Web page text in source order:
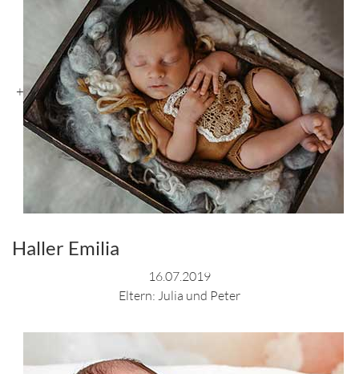
+
Haller Emilia
16.07.2019
Eltern: Julia und Peter